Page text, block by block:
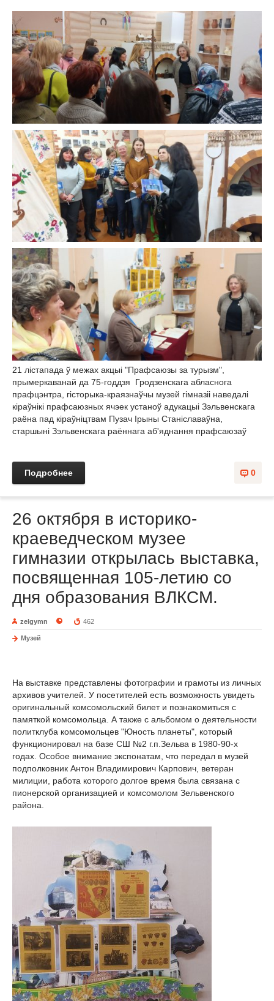
21 лістапада ў межах акцыі "Прафсаюзы за турызм",
прымеркаванай да 75-годдзя Гродзенскага абласнога
прафцэнтра, гісторыка-краязнаўчы музей гімназіі наведалі
кіраўнікі прафсаюзных ячэек устаноў адукацыі Зэльвенскага
раёна пад кіраўніцтвам Пузач Ірыны Станіславаўна,
старшыні Зэльвенскага раённага аб'яднання прафсаюзаў
0
Подробнее
26 октября в историко-
краеведческом музее
гимназии открылась выставка,
посвященная 105-летию со
дня образования ВЛКСМ.
zelgymn 462
Музей
На выставке представлены фотографии и грамоты из личных
архивов учителей. У посетителей есть возможность увидеть
оригинальный комсомольский билет и познакомиться с
памяткой комсомольца. А также с альбомом о деятельности
политклуба комсомольцев "Юность планеты", который
функционировал на базе СШ №2 г.п.Зельва в 1980-90-х
годах. Особое внимание экспонатам, что передал в музей
подполковник Антон Владимирович Карпович, ветеран
милиции, работа которого долгое время была связана с
пионерской организацией и комсомолом Зельвенского
района.